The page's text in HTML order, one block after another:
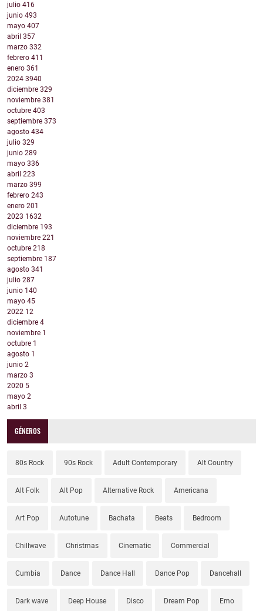
julio 416
junio 493
mayo 407
abril 357
marzo 332
febrero 411
enero 361
2024 3940
diciembre 329
noviembre 381
octubre 403
septiembre 373
agosto 434
julio 329
junio 289
mayo 336
abril 223
marzo 399
febrero 243
enero 201
2023 1632
diciembre 193
noviembre 221
octubre 218
septiembre 187
agosto 341
julio 287
junio 140
mayo 45
2022 12
diciembre 4
noviembre 1
octubre 1
agosto 1
junio 2
marzo 3
2020 5
mayo 2
abril 3
GÉNEROS
80s Rock 90s Rock Adult Contemporary Alt Country
Alt Folk Alt Pop Alternative Rock Americana
Art Pop Autotune Bachata Beats Bedroom
Chillwave Christmas Cinematic Commercial
Cumbia Dance Dance Hall Dance Pop Dancehall
Dark wave Deep House Disco Dream Pop Emo